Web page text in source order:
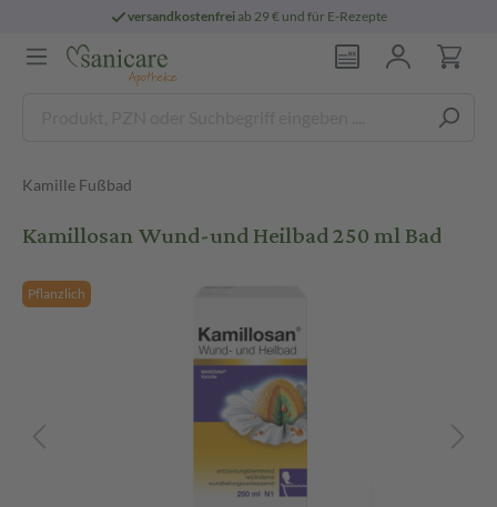
versandkostenfreiab 29 € und für E-Rezepte
Kamille Fußbad
Kamillosan Wund-und Heilbad 250 ml Bad
Pflanzlich